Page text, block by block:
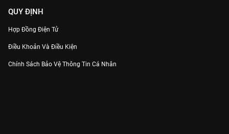
QUY ĐỊNH
Hợp Đồng Điện Tử
Điều Khoản Và Điều Kiện
Chính Sách Bảo Vệ Thông Tin Cá Nhân